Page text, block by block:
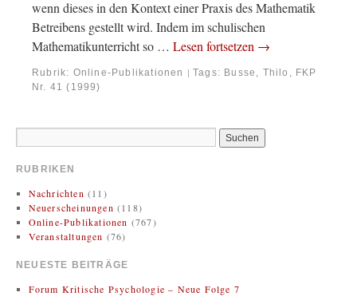
wenn dieses in den Kontext einer Praxis des Mathematik
Betreibens gestellt wird. Indem im schulischen
Mathematikunterricht so … Lesen fortsetzen →
Rubrik: Online-Publikationen | Tags: Busse, Thilo , FKP
Nr. 41 (1999)
RUBRIKEN
Nachrichten (11)
Neuerscheinungen (118)
Online-Publikationen (767)
Veranstaltungen (76)
NEUESTE BEITRÄGE
Forum Kritische Psychologie – Neue Folge 7